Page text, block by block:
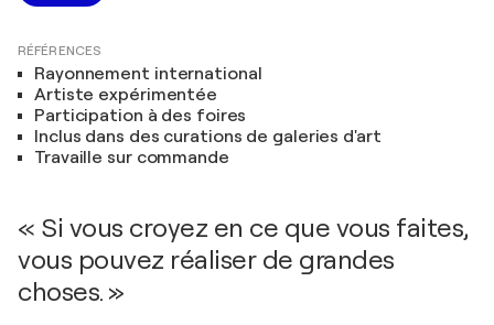
RÉFÉRENCES
Rayonnement international
Artiste expérimentée
Participation à des foires
Inclus dans des curations de galeries d'art
Travaille sur commande
« Si vous croyez en ce que vous faites,
vous pouvez réaliser de grandes
choses. »